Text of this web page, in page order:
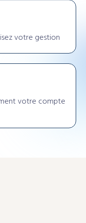
votre gestion
votre compte